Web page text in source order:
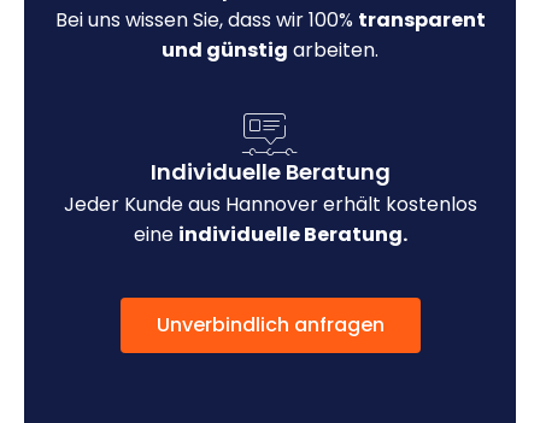
Bei uns wissen Sie, dass wir 100% transparent
und günstig arbeiten.
Individuelle Beratung
Jeder Kunde aus Hannover erhält kostenlos
eine individuelle Beratung.
Unverbindlich anfragen